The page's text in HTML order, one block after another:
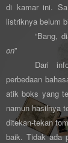
di kamar ini.
listriknya belum
“Bang,
on”
Dari
perbedaan
atik boks yang
namun hasilnya
ditekan-tekan
baik. Tidak ada